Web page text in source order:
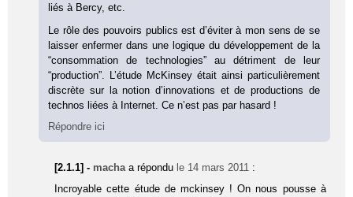
liés à Bercy, etc.
Le rôle des pouvoirs publics est d’éviter à mon sens de se
laisser enfermer dans une logique du développement de la
“consommation de technologies” au détriment de leur
“production”. L’étude McKinsey était ainsi particulièrement
discrète sur la notion d’innovations et de productions de
technos liées à Internet. Ce n’est pas par hasard !
Répondre ici
[2.1.1] - macha a répondu le 14 mars 2011 :
Incroyable cette étude de mckinsey ! On nous pousse à